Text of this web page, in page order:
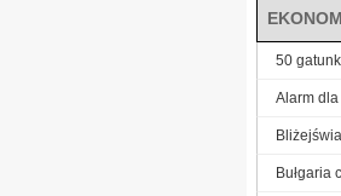
50
Alarm
Bułgaria